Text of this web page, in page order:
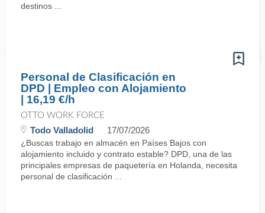
destinos ...
Personal de Clasificación en
DPD | Empleo con Alojamiento
| 16,19 €/h
OTTO WORK FORCE
Todo Valladolid 17/07/2026
¿Buscas trabajo en almacén en Países Bajos con
alojamiento incluido y contrato estable? DPD, una de las
principales empresas de paquetería en Holanda, necesita
personal de clasificación ...